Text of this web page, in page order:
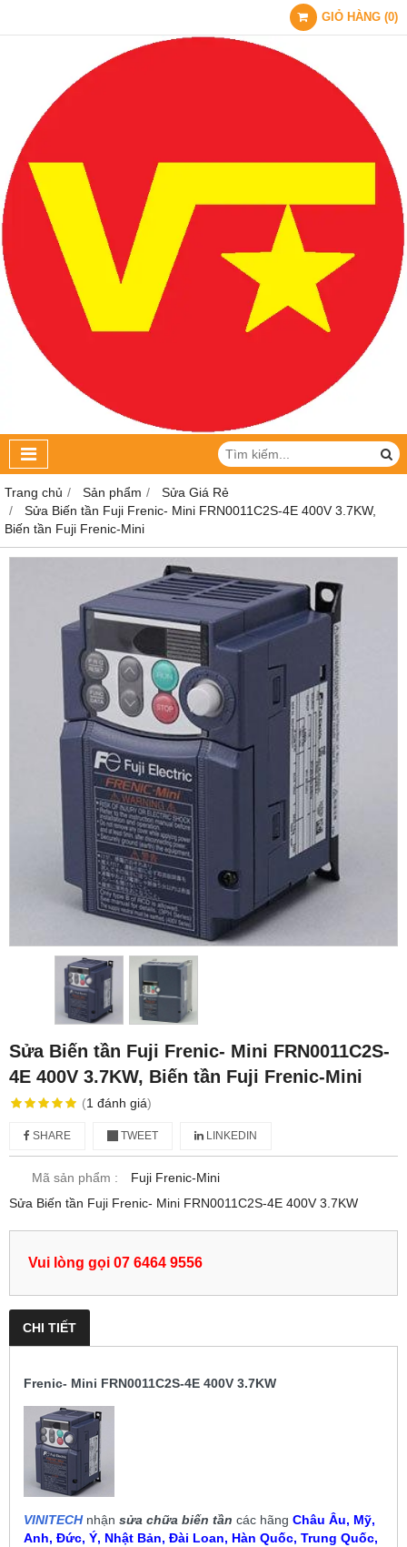
GIỎ HÀNG (0)
Trang chủ Sản phẩm
Sửa Giá Rẻ
Sửa Biến tần Fuji Frenic- Mini FRN0011C2S-4E 400V 3.7KW,
Biến tần Fuji Frenic-Mini
Sửa Biến tần Fuji Frenic- Mini FRN0011C2S-
4E 400V 3.7KW, Biến tần Fuji Frenic-Mini
(1 đánh giá)
SHARE TWEET LINKEDIN
Mã sản phẩm :
Fuji Frenic-Mini
Sửa Biến tần Fuji Frenic- Mini FRN0011C2S-4E 400V 3.7KW
Vui lòng gọi 07 6464 9556
CHI TIẾT
Frenic- Mini FRN0011C2S-4E 400V 3.7KW
VINITECHnhận sửa chữa biến tần các hãng Châu Âu, Mỹ,
Anh, Đức, Ý, Nhật Bản, Đài Loan, Hàn Quốc, Trung Quốc,